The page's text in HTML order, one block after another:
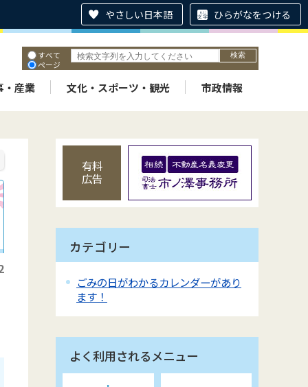
やさしい日本語 ひらがなをつける
すべて
ページ
・産業 文化・スポーツ・観光 市政情報
有料
広告
カテゴリー
ごみの日がわかるカレンダーがあり
ます！
よく利用されるメニュー